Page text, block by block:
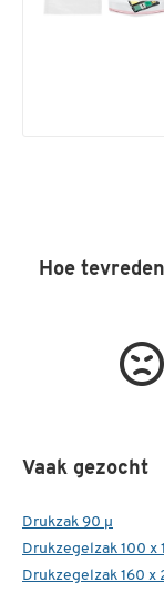
Hoe
Vaak gezocht
Drukzak 90 µ
Drukzegelzak 100 x
Drukzegelzak 160 x